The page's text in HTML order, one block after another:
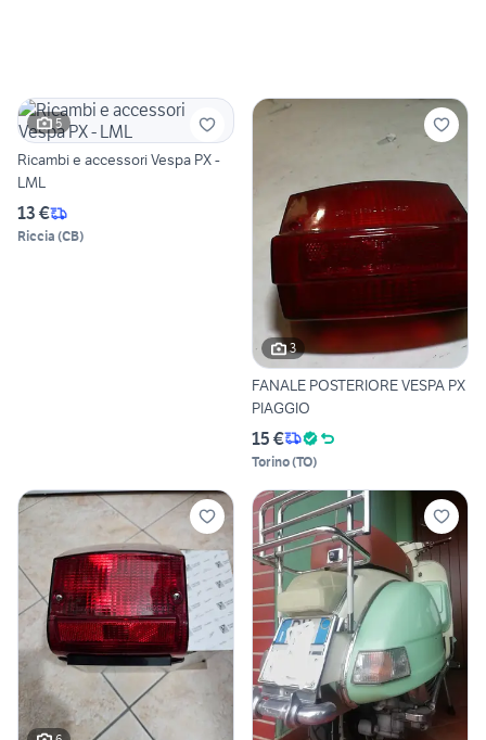
5
Ricambi e accessori Vespa PX -
LML
13 €
Riccia (CB)
3
FANALE POSTERIORE VESPA PX
PIAGGIO
15 €
Torino(TO)